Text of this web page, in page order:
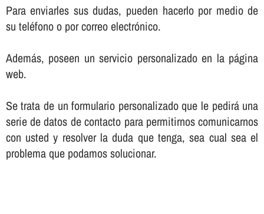
Para enviarles sus dudas, pueden hacerlo por medio de
su teléfono o por correo electrónico.
Además, poseen un servicio personalizado en la página
web.
Se trata de un formulario personalizado que le pedirá una
serie de datos de contacto para permitirnos comunicarnos
con usted y resolver la duda que tenga, sea cual sea el
problema que podamos solucionar.